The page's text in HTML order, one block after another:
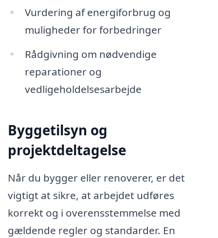
Vurdering af energiforbrug og
muligheder for forbedringer
Rådgivning om nødvendige
reparationer og
vedligeholdelsesarbejde
Byggetilsyn og
projektdeltagelse
Når du bygger eller renoverer, er det
vigtigt at sikre, at arbejdet udføres
korrekt og i overensstemmelse med
gældende regler og standarder. En